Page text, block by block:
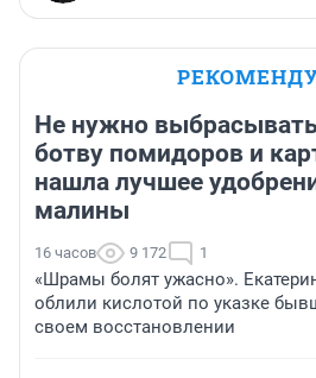
Не нужно
ботву помидоров и
нашла лучшее
малины
16 часов 9 172 1
«Шрамы болят ужасно».
облили кислотой по указке
своем восстановлении